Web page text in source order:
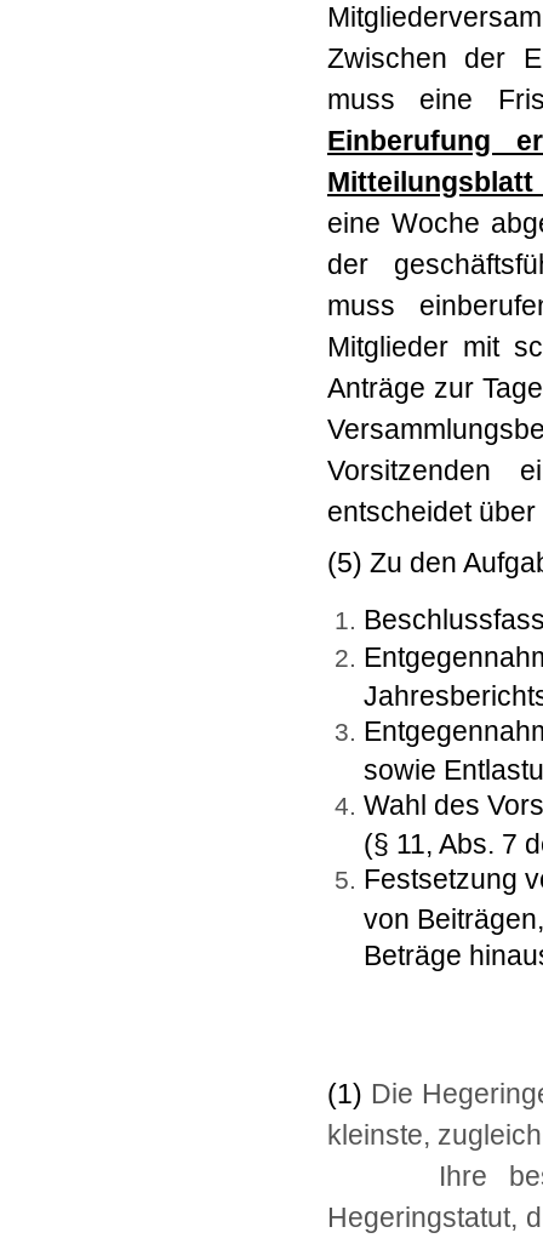
Zwischen der
muss eine
Einberufung
Mitteilungsblatt
eine Woche
der
muss
Mitglieder mit
Anträge zur
Vorsitzenden
entscheidet
(5) Zu den
sowie
Wahl des
(§ 11, Abs. 7
Festsetzung
von Beiträgen,
Beträge
(1) Die
kleinste,
Ihre
Hegeringstatut,